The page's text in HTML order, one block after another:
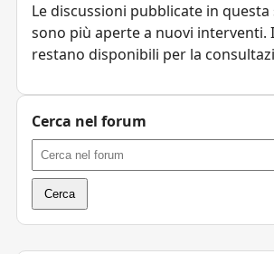
Le discussioni pubblicate in questa
sono più aperte a nuovi interventi.
restano disponibili per la
Cerca nel forum
Cerca